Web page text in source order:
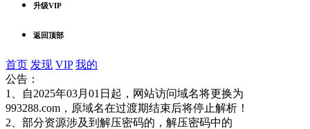
升级VIP
返回顶部
首页 发现 VIP 我的
公告：
1、自2025年03月01日起，网站访问域名将更换为
993288.com，原域名在过渡期结束后将停止解析！
2、部分资源涉及到解压密码的，解压密码中的